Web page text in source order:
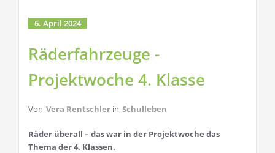
6. April 2024
Räderfahrzeuge -
Projektwoche 4. Klasse
Von Vera Rentschler in Schulleben
Räder überall – das war in der Projektwoche das
Thema der 4. Klassen.